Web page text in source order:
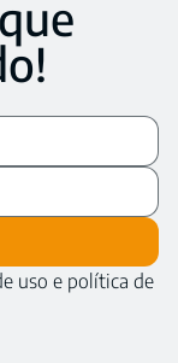
uso e política de